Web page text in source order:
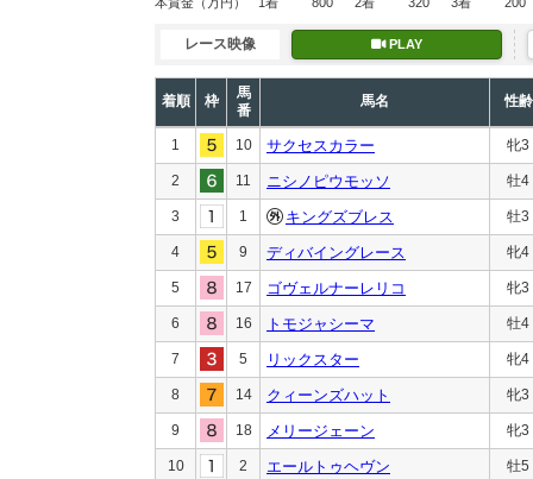
レース映像 PLAY
着順 枠
馬
番
馬名 性齢
1 10 サクセスカラー 牝3
2 11 ニシノピウモッソ 牡4
3 1 キングズブレス 牡3
4 9 ディバイングレース 牝4
5 17 ゴヴェルナーレリコ 牝3
6 16 トモジャシーマ 牡4
7 5 リックスター 牝4
8 14 クィーンズハット 牝3
9 18 メリージェーン 牝3
10 2 エールトゥヘヴン 牡5